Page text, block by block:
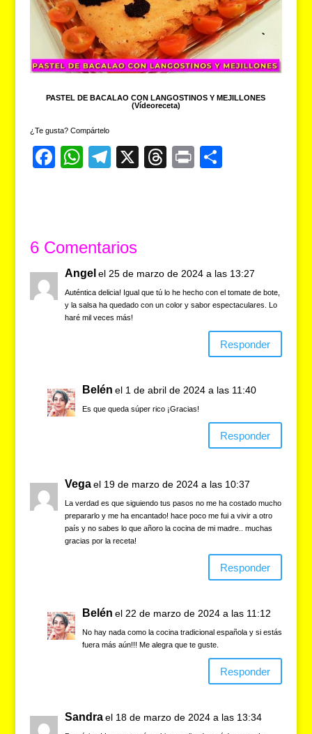
PASTEL DE BACALAO CON LANGOSTINOS Y MEJILLONES
(Vídeoreceta)
¿Te gusta? Compártelo
F
b
o
o
k
W
A
p
p
T
a
m
X
T
s
Pr
tir
6 Comentarios
Angel el 25 de marzo de 2024 a las 13:27
Auténtica delicia! Igual que tú lo he hecho con el tomate de bote,
y la salsa ha quedado con un color y sabor espectaculares. Lo
haré mil veces más!
Responder
Belén el 1 de abril de 2024 a las 11:40
Es que queda súper rico ¡Gracias!
Responder
Vega el 19 de marzo de 2024 a las 10:37
La verdad es que siguiendo tus pasos no me ha costado mucho
prepararlo y me ha encantado! hace poco me fui a vivir a otro
país y no sabes lo que añoro la cocina de mi madre.. muchas
gracias por la receta!
Responder
Belén el 22 de marzo de 2024 a las 11:12
No hay nada como la cocina tradicional española y si estás
fuera más aún!!! Me alegra que te guste.
Responder
Sandra el 18 de marzo de 2024 a las 13:34